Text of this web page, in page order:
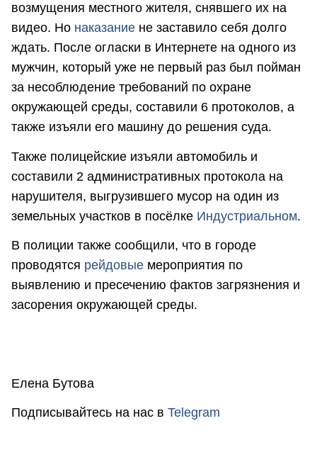
возмущения местного жителя, снявшего их на
видео. Но наказание не заставило себя долго
ждать. После огласки в Интернете на одного из
мужчин, который уже не первый раз был пойман
за несоблюдение требований по охране
окружающей среды, составили 6 протоколов, а
также изъяли его машину до решения суда.
Также полицейские изъяли автомобиль и
составили 2 административных протокола на
нарушителя, выгрузившего мусор на один из
земельных участков в посёлке Индустриальном.
В полиции также сообщили, что в городе
проводятся рейдовые мероприятия по
выявлению и пресечению фактов загрязнения и
засорения окружающей среды.
Елена Бутова
Подписывайтесь на нас в Telegram